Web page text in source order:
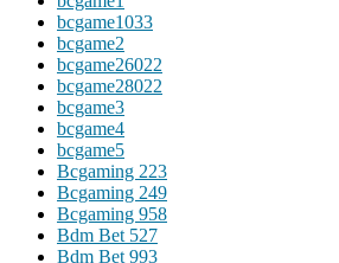
bcgame1033
bcgame2
bcgame26022
bcgame28022
bcgame3
bcgame4
bcgame5
Bcgaming 223
Bcgaming 249
Bcgaming 958
Bdm Bet 527
Bdm Bet 993